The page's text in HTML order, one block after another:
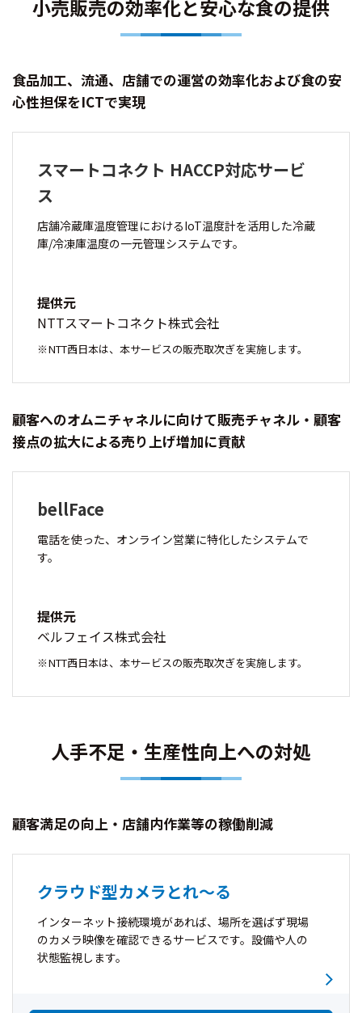
小売販売の効率化と安心な食の提供
食品加工、流通、店舗での運営の効率化および食の安
心性担保をICTで実現
スマートコネクト HACCP対応サービ
ス
店舗冷蔵庫温度管理におけるIoT温度計を活用した冷蔵
庫/冷凍庫温度の一元管理システムです。
提供元
NTTスマートコネクト株式会社
NTT西日本は、本サービスの販売取次ぎを実施します。
顧客へのオムニチャネルに向けて販売チャネル・顧客
接点の拡大による売り上げ増加に貢献
bellFace
電話を使った、オンライン営業に特化したシステムで
す。
提供元
ベルフェイス株式会社
NTT西日本は、本サービスの販売取次ぎを実施します。
人手不足・生産性向上への対処
顧客満足の向上・店舗内作業等の稼働削減
クラウド型カメラとれ～る
インターネット接続環境があれば、場所を選ばず現場
のカメラ映像を確認できるサービスです。設備や人の
状態監視します。